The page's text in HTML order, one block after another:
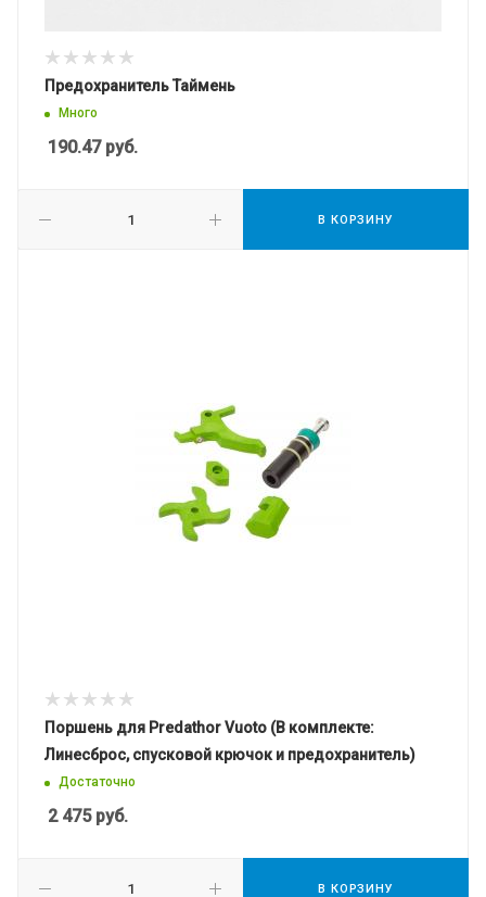
Предохранитель Таймень
Много
190.47руб.
В КОРЗИНУ
Поршень для Predathor Vuoto (В комплекте:
Линесброс, спусковой крючок и предохранитель)
Достаточно
2 475руб.
В КОРЗИНУ